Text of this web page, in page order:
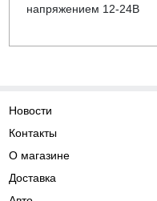
напряжением 12-24В
Новости
Контакты
О магазине
Доставка